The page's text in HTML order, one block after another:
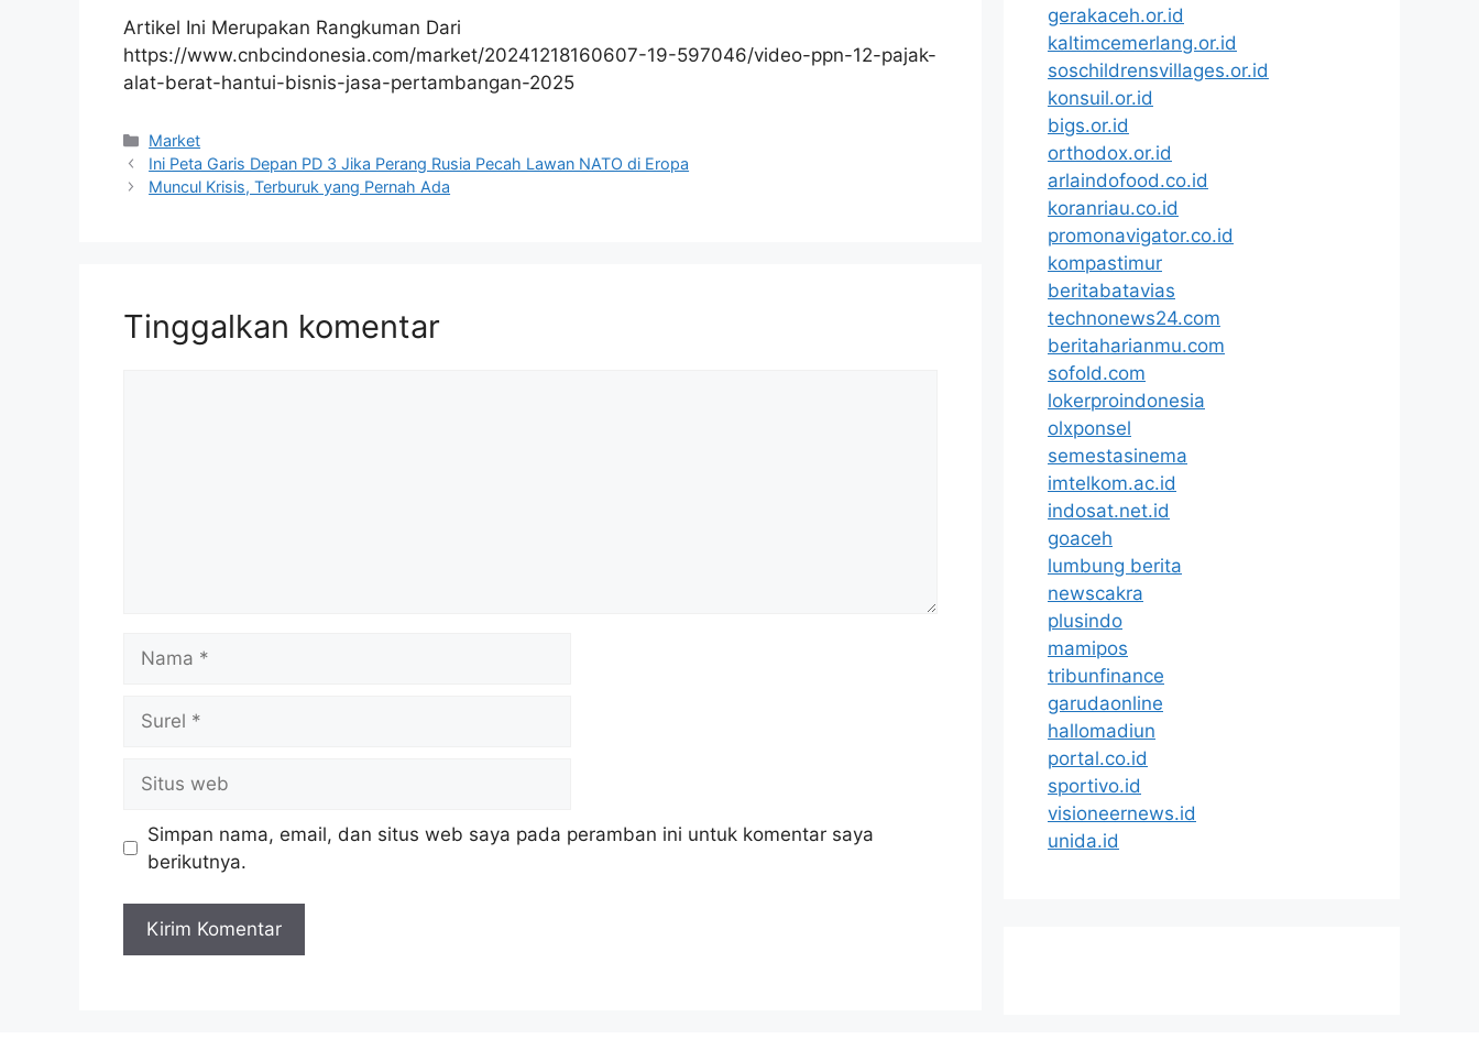
Artikel Ini Merupakan Rangkuman Dari
https://www.cnbcindonesia.com/market/20241218160607-19-597046/video-ppn-12-pajak-
alat-berat-hantui-bisnis-jasa-pertambangan-2025
Kategori
Market
Ini Peta Garis Depan PD 3 Jika Perang Rusia Pecah Lawan NATO di Eropa
Muncul Krisis, Terburuk yang Pernah Ada
Tinggalkan komentar
web
Simpan nama, email, dan situs web saya pada peramban ini untuk komentar saya
berikutnya.
gerakaceh.or.id
kaltimcemerlang.or.id
soschildrensvillages.or.id
konsuil.or.id
bigs.or.id
orthodox.or.id
arlaindofood.co.id
koranriau.co.id
promonavigator.co.id
kompastimur
beritabatavias
technonews24.com
beritaharianmu.com
sofold.com
lokerproindonesia
olxponsel
semestasinema
imtelkom.ac.id
indosat.net.id
goaceh
lumbung berita
newscakra
plusindo
mamipos
tribunfinance
garudaonline
hallomadiun
portal.co.id
sportivo.id
visioneernews.id
unida.id